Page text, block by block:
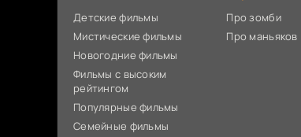
Детские фильмы
Мистические фильмы
Новогодние фильмы
Фильмы с высоким
рейтингом
Популярные фильмы
Семейные фильмы
Про зомби
Про маньяков